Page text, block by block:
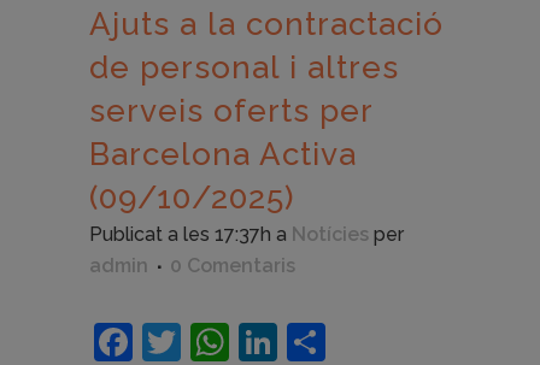
Ajuts a la contractació
de personal i altres
serveis oferts per
Barcelona Activa
(09/10/2025)
Publicat a les 17:37h a Notícies per
admin
0 Comentaris
Facebook
Twitter
WhatsApp
LinkedIn